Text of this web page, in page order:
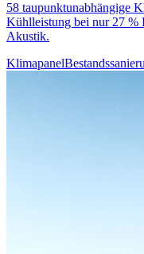
58 taupunktunabhängige
Kühlleistung bei nur 27 %
Akustik.
Klimapanel